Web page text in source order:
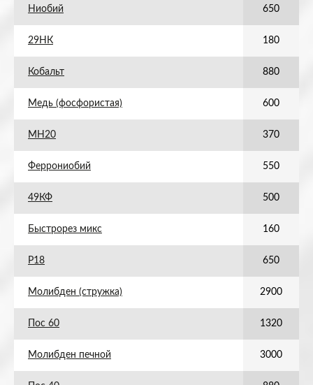
Ниобий 650
29НК 180
Кобальт 880
Медь (фосфористая) 600
МН20 370
Феррониобий 550
49КФ 500
Быстрорез микс 160
Р18 650
Молибден (стружка) 2900
Пос 60 1320
Молибден печной 3000